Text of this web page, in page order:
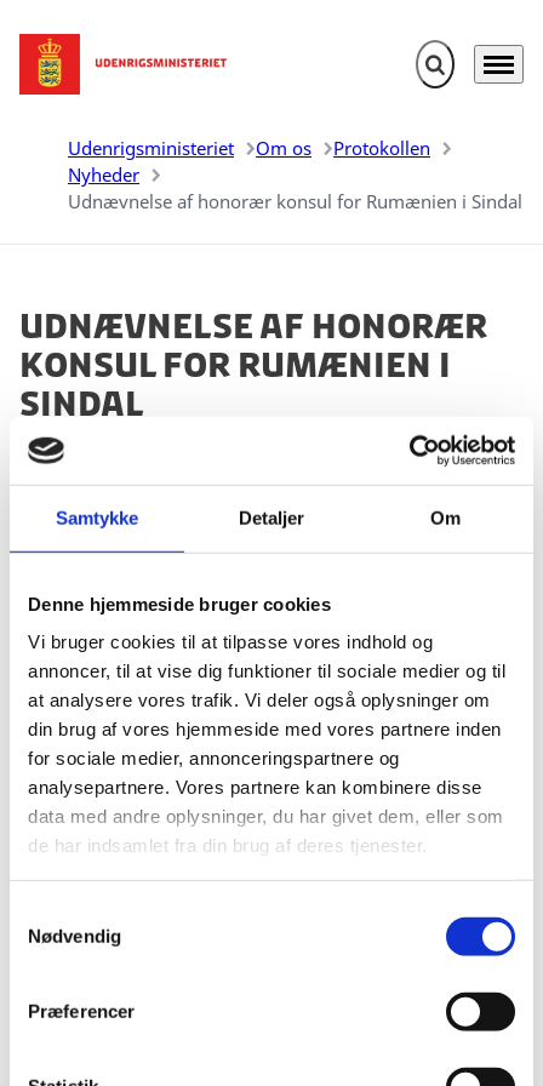
Samtykke Detaljer Om
Denne hjemmeside bruger cookies
Vi bruger cookies til at tilpasse vores indhold og
annoncer, til at vise dig funktioner til sociale medier og til
at analysere vores trafik. Vi deler også oplysninger om
din brug af vores hjemmeside med vores partnere inden
for sociale medier, annonceringspartnere og
analysepartnere. Vores partnere kan kombinere disse
data med andre oplysninger, du har givet dem, eller som
de har indsamlet fra din brug af deres tjenester.
Nødvendig
Præferencer
Gå til forsiden Fold søgefelt
Menu
Udenrigsministeriet Om os
Protokollen
Nyheder
Udnævnelse af honorær konsul for Rumænien i Sindal
Udnævnelse af honorær
konsul for Rumænien i
Sindal
Del på Facebook
Del på X (Twitter)
Del på LinkedIn
Udenrigsministeriet meddeler, at hr. Henrik Hougaard
ved kgl. resolution af 2. juli 2025 er udnævnt til
honorær konsul for Rumænien i Sindal med
jurisdiktion i Region Nordjylland.
Tlf.: +45 98 93 03 09